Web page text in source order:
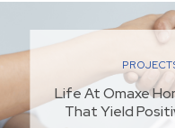
Life At Omaxe
That Yield